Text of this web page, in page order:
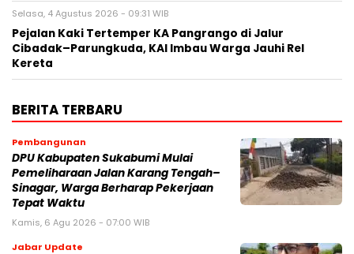
Selasa, 4 Agustus 2026 - 09:31 WIB
Pejalan Kaki Tertemper KA Pangrango di Jalur
Cibadak–Parungkuda, KAI Imbau Warga Jauhi Rel
Kereta
BERITA TERBARU
Pembangunan
‎DPU Kabupaten Sukabumi Mulai
Pemeliharaan Jalan Karang Tengah–
Sinagar, Warga Berharap Pekerjaan
Tepat Waktu
Kamis, 6 Agu 2026 - 07:00 WIB
Jabar Update